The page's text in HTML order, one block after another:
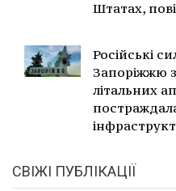
Штатах,
Російські
Запоріжжю
літальних
СВІЖІ ПУБЛІКАЦІЇ